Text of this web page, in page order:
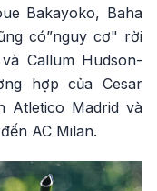
Bakayoko, Baha
có”nguy cơ" rời
Callum Hudson-
hợp của Cesar
Atletico Madrid và
AC Milan.